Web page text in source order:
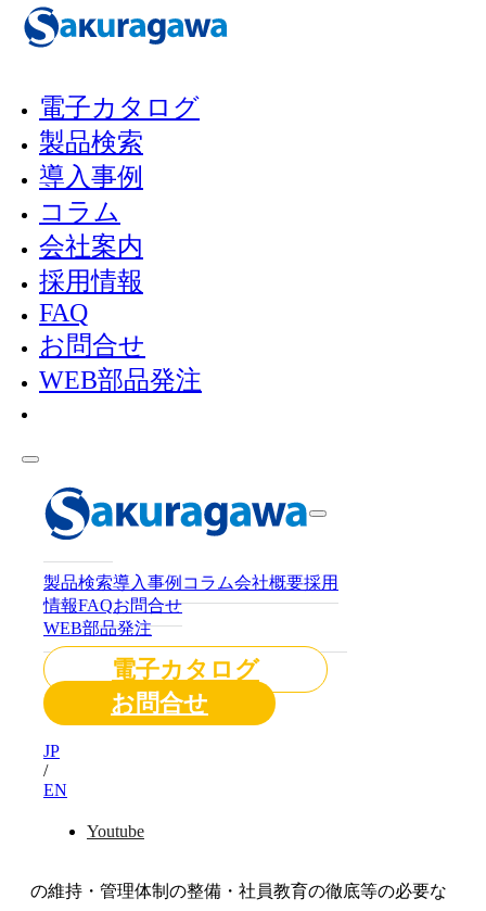
電子カタログ
製品検索
導入事例
コラム
会社案内
採用情報
FAQ
お問合せ
WEB部品発注
製品検索導入事例 コラム会社概要採用
情報FAQお問合せ
WEB部品発注
電子カタログ
お問合せ
JP
/
EN
Youtube
PRIVACY-POLICY
プライバシ
ーポリシー
株式会社櫻川ポンプ製作所(以下「当社」とします)
は、以下のとおり個人情報保護方針を定め、個人情報
保護の仕組みを構築し、全従業員に個人情報保護の重
要性の認識と取組みを徹底させることにより、個人情
報の保護を推進致します。
当社は、お客さまの個人情報を正確かつ最新の状態に
保ち、個人情報への不正アクセス・紛失・破損・改ざ
の維持・管理体制の整備・社員教育の徹底等の必要な